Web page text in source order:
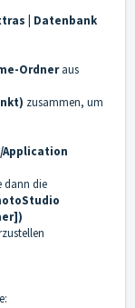
| Datenbank
Ordneraus
zusammen, um
Application
dann die